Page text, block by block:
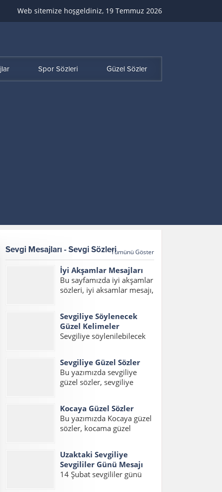
Web sitemize hoşgeldiniz, 19 Temmuz 2026
Spor Sözleri Güzel Sözler
Sevgi Mesajları - Sevgi SözleriTümünü Göster
İyi Akşamlar Mesajları
Bu sayfamızda iyi akşamlar
sözleri, iyi aksamlar mesajı,
akşamlar mesajı, en güzel
iyi akşamlar mesajı
yazılarını bulabilirsiniz.
çocuk oyuna doymazmış....
Sevgiliye Söylenecek
Güzel Kelimeler
Sevgiliye söylenilebilecek
içerisinde sevgiliye
söylenecek en güzel
kelimeler, erkek sevgiliye
sevgiliye söylenecek güzel
aşk kelimelerini
okuyabilirsiniz. Sevgiliye
Söylenecek En Güzel...
Sevgiliye Güzel Sözler
Bu yazımızda sevgiliye
güzel sözler, sevgiliye
sözler kısa, sevgiliye kısa
sözler, sevgiliye aşk sözleri
konulu bir yazı hazırladık.
sözler,sevgiliye güzel...
Kocaya Güzel Sözler
Bu yazımızda Kocaya güzel
sözler, kocama güzel
güzel mesajlar, kocama
mesaj konuları üzerinde bir
sayfa hazırladık. İnsanların
Uzaktaki Sevgiliye
Sevgililer Günü Mesajı
14 Şubat sevgililer günü